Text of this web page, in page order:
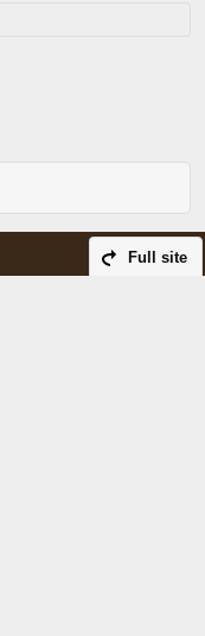
Full site